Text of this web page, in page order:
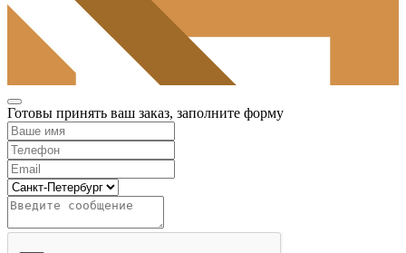
Готовы принять ваш заказ, заполните форму